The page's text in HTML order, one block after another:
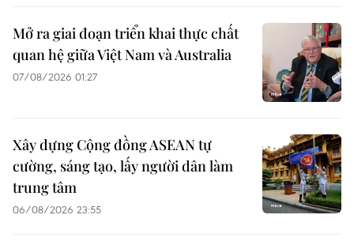
Mở ra giai đoạn triển khai thực chất
quan hệ giữa Việt Nam và Australia
07/08/2026 01:27
Xây dựng Cộng đồng ASEAN tự
cường, sáng tạo, lấy người dân làm
trung tâm
06/08/2026 23:55